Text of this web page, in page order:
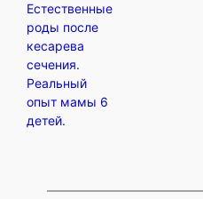
Естественные
роды после
кесарева
сечения.
Реальный
опыт мамы 6
детей.